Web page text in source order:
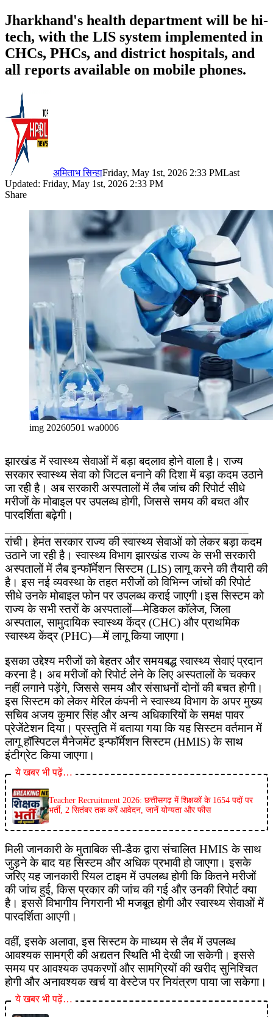
Jharkhand's health department will be hi-
tech, with the LIS system implemented in
CHCs, PHCs, and district hospitals, and
all reports available on mobile phones.
अमिताभ सिन्हाFriday, May 1st, 2026 2:33 PMLast
Updated: Friday, May 1st, 2026 2:33 PM
Share
img 20260501 wa0006
झारखंड में स्वास्थ्य सेवाओं में बड़ा बदलाव होने वाला है। राज्य
सरकार स्वास्थ्य सेवा को जिटल बनाने की दिशा में बड़ा कदम उठाने
जा रही है। अब सरकारी अस्पतालों में लैब जांच की रिपोर्ट सीधे
मरीजों के मोबाइल पर उपलब्ध होगी, जिससे समय की बचत और
पारदर्शिता बढ़ेगी।
रांची। हेमंत सरकार राज्य की स्वास्थ्य सेवाओं को लेकर बड़ा कदम
उठाने जा रही है। स्वास्थ्य विभाग झारखंड राज्य के सभी सरकारी
अस्पतालों में लैब इन्फॉर्मेशन सिस्टम (LIS) लागू करने की तैयारी की
है। इस नई व्यवस्था के तहत मरीजों को विभिन्न जांचों की रिपोर्ट
सीधे उनके मोबाइल फोन पर उपलब्ध कराई जाएगी।इस सिस्टम को
राज्य के सभी स्तरों के अस्पतालों—मेडिकल कॉलेज, जिला
अस्पताल, सामुदायिक स्वास्थ्य केंद्र (CHC) और प्राथमिक
स्वास्थ्य केंद्र (PHC)—में लागू किया जाएगा।
इसका उद्देश्य मरीजों को बेहतर और समयबद्ध स्वास्थ्य सेवाएं प्रदान
करना है। अब मरीजों को रिपोर्ट लेने के लिए अस्पतालों के चक्कर
नहीं लगाने पड़ेंगे, जिससे समय और संसाधनों दोनों की बचत होगी।
इस सिस्टम को लेकर मेरिल कंपनी ने स्वास्थ्य विभाग के अपर मुख्य
सचिव अजय कुमार सिंह और अन्य अधिकारियों के समक्ष पावर
प्रेजेंटेशन दिया। प्रस्तुति में बताया गया कि यह सिस्टम वर्तमान में
लागू हॉस्पिटल मैनेजमेंट इन्फॉर्मेशन सिस्टम (HMIS) के साथ
इंटीग्रेट किया जाएगा।
ये खबर भी पढ़ें…
Teacher Recruitment 2026: छत्तीसगढ़ में शिक्षकों के 1654 पदों पर
भर्ती, 2 सितंबर तक करें आवेदन, जानें योग्यता और फीस
मिली जानकारी के मुताबिक सी-डैक द्वारा संचालित HMIS के साथ
जुड़ने के बाद यह सिस्टम और अधिक प्रभावी हो जाएगा। इसके
जरिए यह जानकारी रियल टाइम में उपलब्ध होगी कि कितने मरीजों
की जांच हुई, किस प्रकार की जांच की गई और उनकी रिपोर्ट क्या
है। इससे विभागीय निगरानी भी मजबूत होगी और स्वास्थ्य सेवाओं में
पारदर्शिता आएगी।
वहीं, इसके अलावा, इस सिस्टम के माध्यम से लैब में उपलब्ध
आवश्यक सामग्री की अद्यतन स्थिति भी देखी जा सकेगी। इससे
समय पर आवश्यक उपकरणों और सामग्रियों की खरीद सुनिश्चित
होगी और अनावश्यक खर्च या वेस्टेज पर नियंत्रण पाया जा सकेगा।
ये खबर भी पढ़ें…